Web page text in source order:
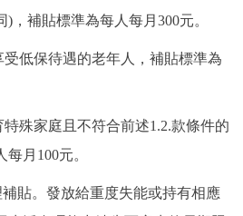
，補貼標準為每人每月300元。
低保待遇的老年人，補貼標準為
家庭且不符合前述1.2.款條件的
月100元。
。發放給重度失能或持有相應